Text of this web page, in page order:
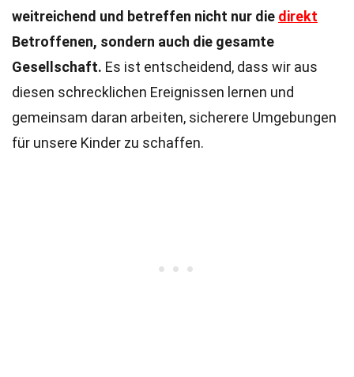
weitreichend und betreffen nicht nur die direkt
Betroffenen, sondern auch die gesamte
Gesellschaft. Es ist entscheidend, dass wir aus
diesen schrecklichen Ereignissen lernen und
gemeinsam daran arbeiten, sicherere Umgebungen
für unsere Kinder zu schaffen.